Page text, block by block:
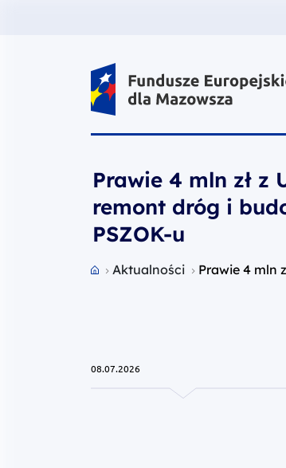
Fundusze Europejskie
Prawie 4 mln zł z
remont dróg i
PSZOK-u
Przejdź do strony głównej
Aktualności Prawie 4 mln
08.07.2026